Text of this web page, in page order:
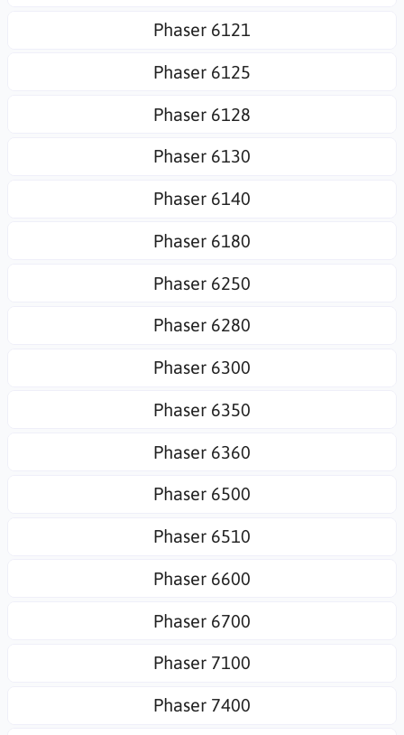
Phaser 6121
Phaser 6125
Phaser 6128
Phaser 6130
Phaser 6140
Phaser 6180
Phaser 6250
Phaser 6280
Phaser 6300
Phaser 6350
Phaser 6360
Phaser 6500
Phaser 6510
Phaser 6600
Phaser 6700
Phaser 7100
Phaser 7400